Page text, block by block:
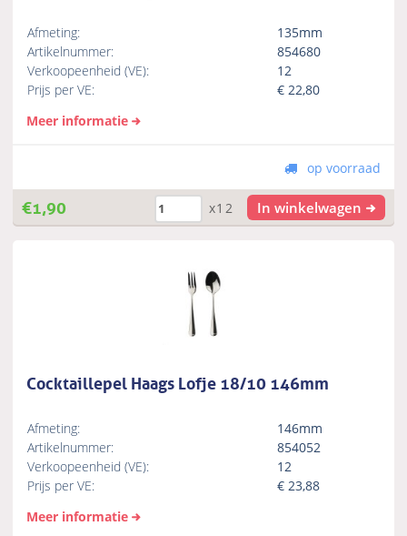
Afmeting:
135mm
Artikelnummer:
854680
Verkoopeenheid (VE):
12
Prijs per VE:
€22,80
Meer informatie
op voorraad
€1,90 x12 In winkelwagen
Cocktaillepel Haags Lofje 18/10 146mm
Afmeting:
146mm
Artikelnummer:
854052
Verkoopeenheid (VE):
12
Prijs per VE:
€ 23,88
Meer informatie